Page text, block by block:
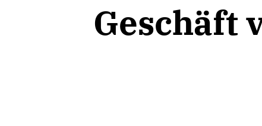
Geschäft